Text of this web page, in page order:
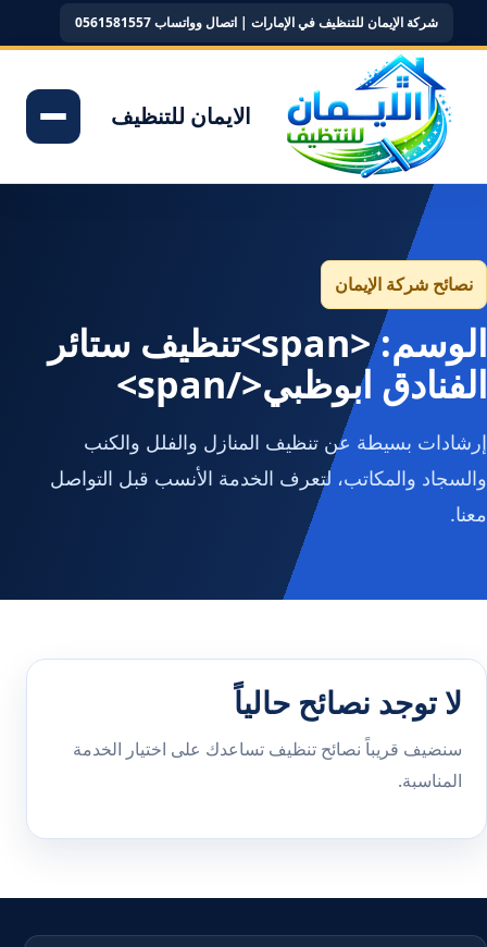
شركة الإيمان للتنظيف في الإمارات | اتصال وواتساب 0561581557
الايمان للتنظيف
نصائح شركة الإيمان
الوسم: <span>تنظيف ستائر
الفنادق ابوظبي</span>
إرشادات بسيطة عن تنظيف المنازل والفلل والكنب
والسجاد والمكاتب، لتعرف الخدمة الأنسب قبل التواصل
معنا.
لا توجد نصائح حالياً
سنضيف قريباً نصائح تنظيف تساعدك على اختيار الخدمة
المناسبة.